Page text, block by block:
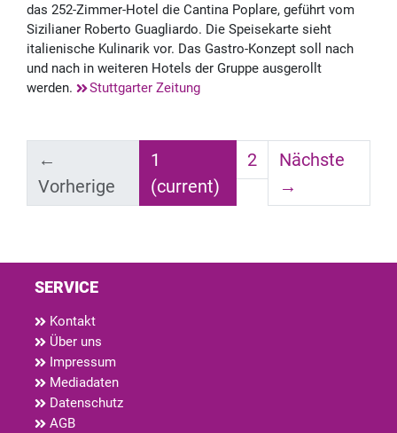
das 252-Zimmer-Hotel die Cantina Poplare, geführt vom
Sizilianer Roberto Guagliardo. Die Speisekarte sieht
italienische Kulinarik vor. Das Gastro-Konzept soll nach
und nach in weiteren Hotels der Gruppe ausgerollt
werden.
Stuttgarter Zeitung
←
Vorherige
1
(current)
2
Nächste
→
SERVICE
Kontakt
Über uns
Impressum
Mediadaten
Datenschutz
AGB